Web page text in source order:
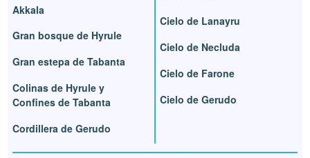
Akkala
Gran bosque de Hyrule
Gran estepa de Tabanta
Colinas de Hyrule y
Confines de Tabanta
Cordillera de Gerudo
Cielo de Lanayru
Cielo de Necluda
Cielo de Farone
Cielo de Gerudo